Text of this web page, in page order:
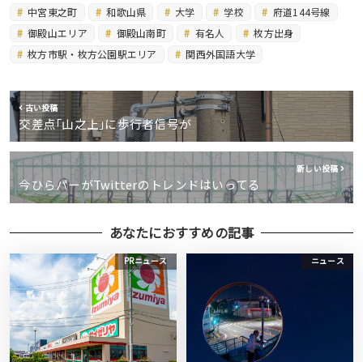
中宮東之町 和歌山県 大学 学校
府道144号線
御殿山エリア
御殿山南町 有名人
枚方出身
枚方市駅・枚方公園駅エリア
関西外国語大学
古い投稿
交差点｢山之上｣に歩行者信号が
新しい投稿
今ひらパーがTwitterのトレンドはいってる
あなたにおすすめの記事
PRニュース ニュース